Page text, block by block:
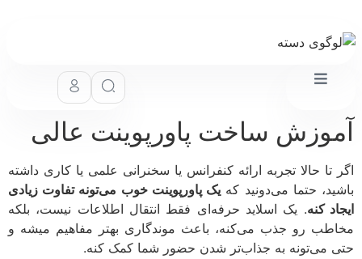
ساخت پاورپوینت عالی
تا حالا تجربه ارائه کنفرانس یا سخنرانی علمی یا کاری داشته
حتما می‌دونید که یک پاورپوینت خوب می‌تونه تفاوت زیادی
کنه. یک اسلاید حرفه‌ای فقط انتقال اطلاعات نیست، بلکه
رو جذب می‌کنه، باعث موندگاری بهتر مفاهیم میشه و
می‌تونه به جذاب‌تر شدن حضور شما کمک کنه.